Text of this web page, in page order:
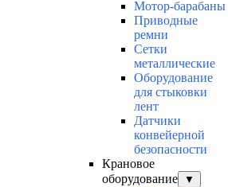
Мотор-барабаны
Приводные
ремни
Сетки
металлические
Оборудование
для стыковки
лент
Датчики
конвейерной
безопасности
Крановое
оборудование
▼